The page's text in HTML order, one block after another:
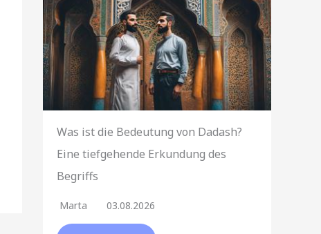
Was ist die Bedeutung von Dadash?
Eine tiefgehende Erkundung des
Begriffs
Marta 03.08.2026